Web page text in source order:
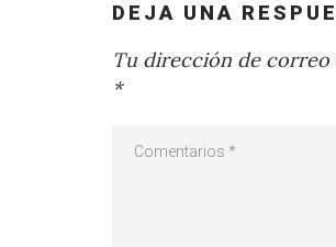
DEJA UNA
Tu dirección de correo
*